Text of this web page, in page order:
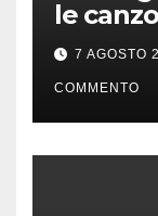
le
volume
7 AGOSTO
COMMENTO